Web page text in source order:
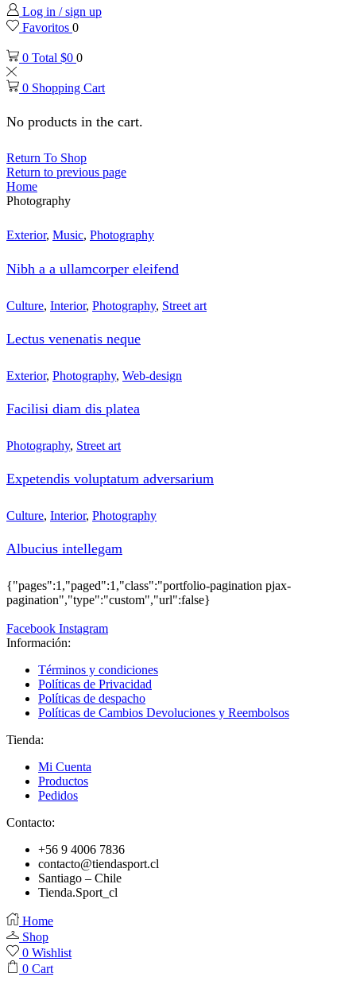
Log in / sign up
Favoritos 0
0 Total $0 0
0 Shopping Cart
No products in the cart.
Return To Shop
Return to previous page
Home
Photography
Exterior, Music, Photography
Nibh a a ullamcorper eleifend
Culture, Interior, Photography, Street art
Lectus venenatis neque
Exterior, Photography, Web-design
Facilisi diam dis platea
Photography, Street art
Expetendis voluptatum adversarium
Culture, Interior, Photography
Albucius intellegam
{"pages":1,"paged":1,"class":"portfolio-pagination pjax-
pagination","type":"custom","url":false}
Facebook Instagram
Información:
Términos y condiciones
Políticas de Privacidad
Políticas de despacho
Políticas de Cambios Devoluciones y Reembolsos
Tienda:
Mi Cuenta
Productos
Pedidos
Contacto:
+56 9 4006 7836
contacto@tiendasport.cl
Santiago – Chile
Tienda.Sport_cl
Home
Shop
0 Wishlist
0 Cart